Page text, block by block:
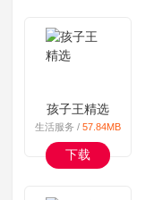
孩子王精选
生活服务 / 57.84MB
下载